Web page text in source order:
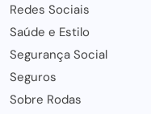
Redes Sociais
Saúde e Estilo
Segurança Social
Seguros
Sobre Rodas